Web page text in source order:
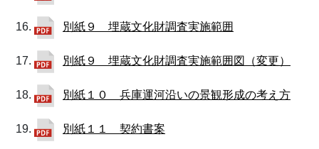
別紙９ 埋蔵文化財調査実施範囲
別紙９ 埋蔵文化財調査実施範囲図（変更）
別紙１０ 兵庫運河沿いの景観形成の考え方
別紙１１ 契約書案